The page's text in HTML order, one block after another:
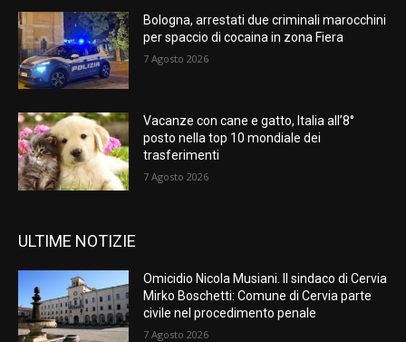
Bologna, arrestati due criminali marocchini
per spaccio di cocaina in zona Fiera
7 Agosto 2026
Vacanze con cane e gatto, Italia all’8°
posto nella top 10 mondiale dei
trasferimenti
7 Agosto 2026
ULTIME NOTIZIE
Omicidio Nicola Musiani. Il sindaco di Cervia
Mirko Boschetti: Comune di Cervia parte
civile nel procedimento penale
7 Agosto 2026